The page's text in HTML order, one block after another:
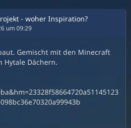
- woher Inspiration?
um 09:29
Gemischt mit den Minecraft
Hytale Dächern.